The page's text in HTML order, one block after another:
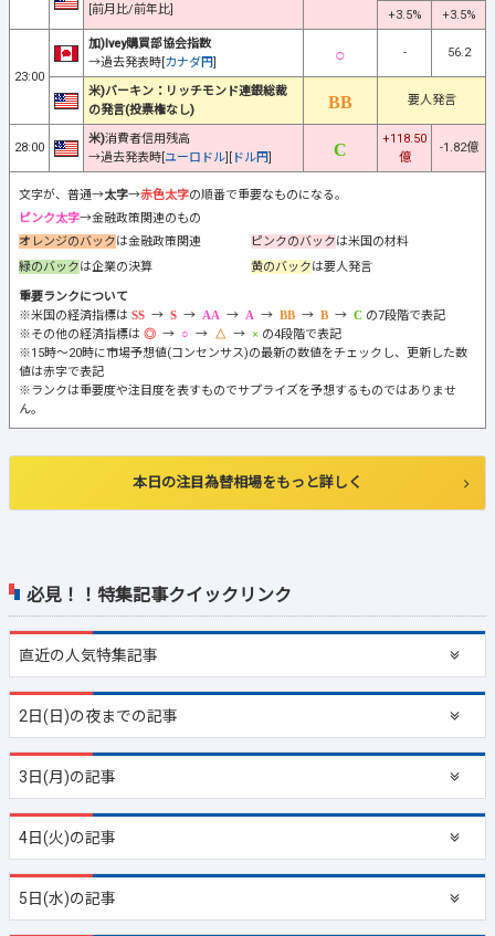
必見！！特集記事クイックリンク
直近の人気特集記事
2日(日)の夜までの記事
3日(月)の記事
4日(火)の記事
5日(水)の記事
[前月比/前年比]
+3.5%
+3.5%
23:00
加)Ivey購買部協会指数
→過去発表時[カナダ円]
- 56.2
米)バーキン：リッチモンド連銀総裁
の発言(投票権なし)
要人発言
28:00
米)消費者信用残高
→過去発表時[ユーロドル][ ドル円]
+118.50
億
-1.82億
文字が、普通→太字→赤色太字の順番で重要なものになる。
ピンク太字→金融政策関連のもの
オレンジのバックは金融政策関連 ピンクのバックは米国の材料
緑のバックは企業の決算 黄のバックは要人発言
重要ランクについて
※米国の経済指標は
→ → → → → →
の7段階で表記
※その他の経済指標は
→ → →
の4段階で表記
※15時～20時に市場予想値(コンセンサス)の最新の数値をチェックし、更新した数
値は赤字で表記
※ランクは重要度や注目度を表すものでサプライズを予想するものではありませ
ん。
本日の注目為替相場をもっと詳しく